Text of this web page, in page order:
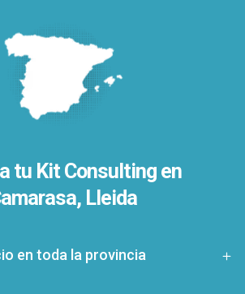
tu Kit Consulting en
Lleida
en toda la provincia